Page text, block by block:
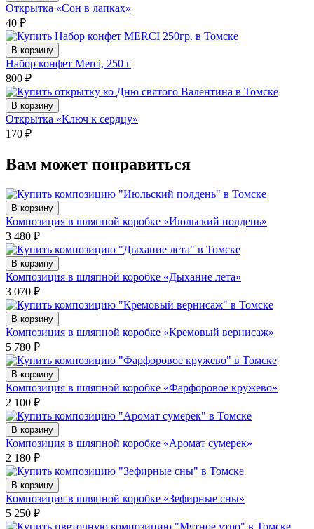
Открытка «Сон в лапках»
40 ₽
В корзину
Набор конфет Merci, 250 г
800 ₽
В корзину
Открытка «Ключ к сердцу»
170 ₽
Вам может понравиться
В корзину
Композиция в шляпной коробке «Июльский полдень»
3 480 ₽
В корзину
Композиция в шляпной коробке «Дыхание лета»
3 070 ₽
В корзину
Композиция в шляпной коробке «Кремовый вернисаж»
5 780 ₽
В корзину
Композиция в шляпной коробке «Фарфоровое кружево»
2 100 ₽
В корзину
Композиция в шляпной коробке «Аромат сумерек»
2 180 ₽
В корзину
Композиция в шляпной коробке «Зефирные сны»
5 250 ₽